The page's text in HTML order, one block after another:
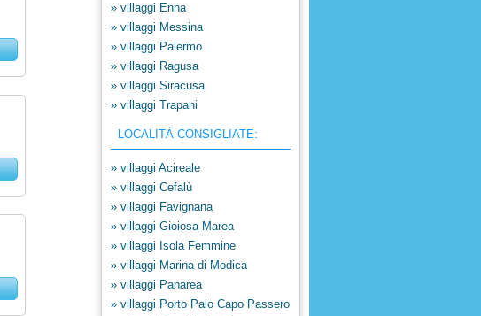
» villaggi Enna
» villaggi Messina
» villaggi Palermo
» villaggi Ragusa
» villaggi Siracusa
» villaggi Trapani
LOCALITÀ CONSIGLIATE:
» villaggi Acireale
» villaggi Cefalù
» villaggi Favignana
» villaggi Gioiosa Marea
» villaggi Isola Femmine
» villaggi Marina di Modica
» villaggi Panarea
» villaggi Porto Palo Capo Passero